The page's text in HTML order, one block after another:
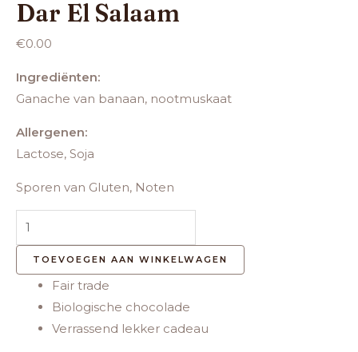
Dar El Salaam
€0.00
Ingrediënten:
Ganache van banaan, nootmuskaat
Allergenen:
Lactose, Soja
Sporen van Gluten, Noten
TOEVOEGEN AAN WINKELWAGEN
Fair trade
Biologische chocolade
Verrassend lekker cadeau